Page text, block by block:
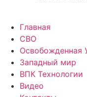
Главная
СВО
Освобожденная
Западный мир
ВПК Технологии
Видео